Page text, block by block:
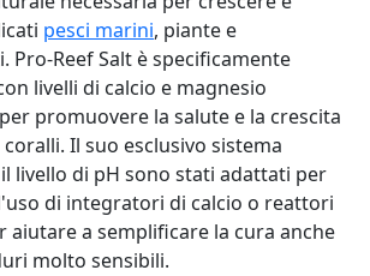
pesci marini, piante e
Pro-Reef Salt è specificamente
livelli di calcio e magnesio
promuovere la salute e la crescita
Il suo esclusivo sistema
livello di pH sono stati adattati per
di integratori di calcio o reattori
aiutare a semplificare la cura anche
molto sensibili.